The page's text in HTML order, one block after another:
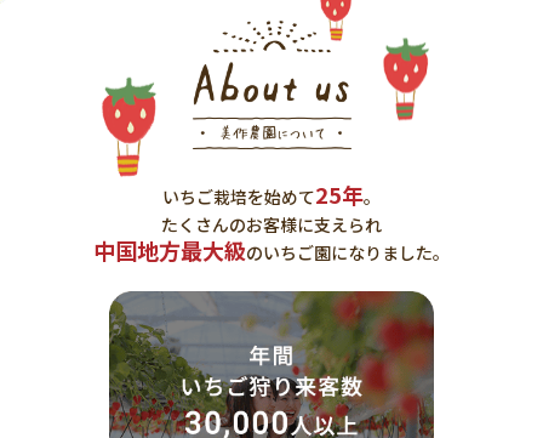
いちご栽培を始めて25年。
たくさんのお客様に支えられ
中国地方最大級のいちご園になりました。